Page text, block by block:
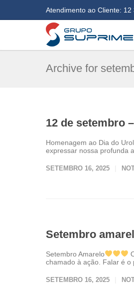
Atendimento ao Cliente: 12
Archive for
12 de setembro
Homenagem ao Dia do
expressar nossa profunda
SETEMBRO 16, 2025
Setembro
Setembro Amarelo
chamado à ação. Falar é o
SETEMBRO 16, 2025